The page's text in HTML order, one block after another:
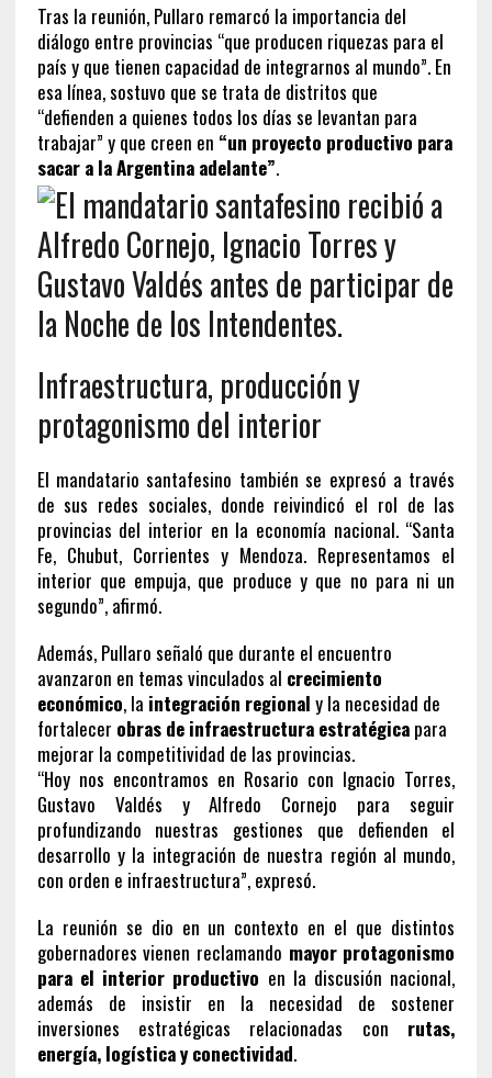
Tras la reunión, Pullaro remarcó la importancia del
diálogo entre provincias “que producen riquezas para el
país y que tienen capacidad de integrarnos al mundo”. En
esa línea, sostuvo que se trata de distritos que
“defienden a quienes todos los días se levantan para
trabajar” y que creen en “un proyecto productivo para
sacar a la Argentina adelante”.
Infraestructura, producción y
protagonismo del interior
El mandatario santafesino también se expresó a través
de sus redes sociales, donde reivindicó el rol de las
provincias del interior en la economía nacional. “Santa
Fe, Chubut, Corrientes y Mendoza. Representamos el
interior que empuja, que produce y que no para ni un
segundo”, afirmó.
Además, Pullaro señaló que durante el encuentro
avanzaron en temas vinculados al crecimiento
económico, la integración regional y la necesidad de
fortalecer obras de infraestructura estratégicapara
mejorar la competitividad de las provincias.
“Hoy nos encontramos en Rosario con Ignacio Torres,
Gustavo Valdés y Alfredo Cornejo para seguir
profundizando nuestras gestiones que defienden el
desarrollo y la integración de nuestra región al mundo,
con orden e infraestructura”, expresó.
La reunión se dio en un contexto en el que distintos
gobernadores vienen reclamando mayor protagonismo
para el interior productivo en la discusión nacional,
además de insistir en la necesidad de sostener
inversiones estratégicas relacionadas con rutas,
energía, logística y conectividad.